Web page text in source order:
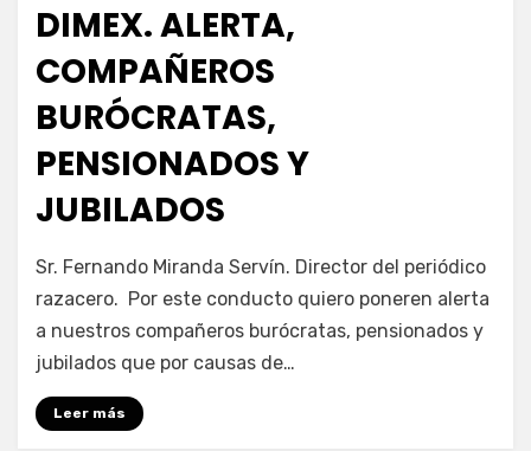
DIMEX. ALERTA,
COMPAÑEROS
BURÓCRATAS,
PENSIONADOS Y
JUBILADOS
por Enrique
Sr. Fernando Miranda Servín. Director del periódico
razacero. Por este conducto quiero poneren alerta
a nuestros compañeros burócratas, pensionados y
jubilados que por causas de…
Leer más